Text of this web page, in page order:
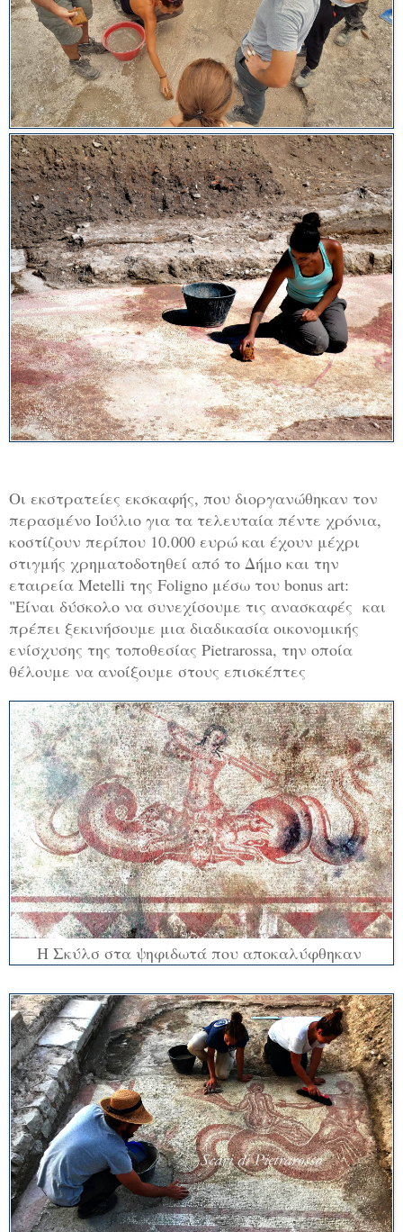
Οι εκστρατείες εκσκαφής, που διοργανώθηκαν τον
περασμένο Ιούλιο για τα τελευταία πέντε χρόνια,
κοστίζουν περίπου 10.000 ευρώ και έχουν μέχρι
στιγμής χρηματοδοτηθεί από το Δήμο και την
εταιρεία Metelli της Foligno μέσω του bonus art:
"Είναι δύσκολο να συνεχίσουμε τις ανασκαφές και
πρέπει ξεκινήσουμε μια διαδικασία οικονομικής
ενίσχυσης της τοποθεσίας Pietrarossa, την οποία
θέλουμε να ανοίξουμε στους επισκέπτες
Η Σκύλσ στα ψηφιδωτά που αποκαλύφθηκαν